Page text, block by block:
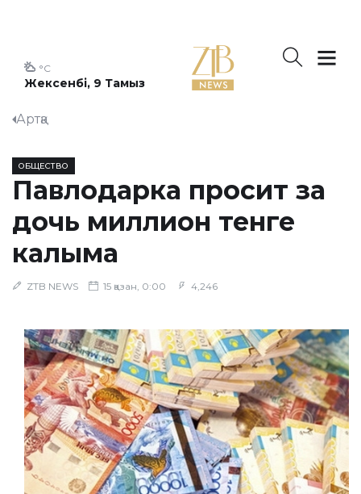
Жексенбі, 9 Тамыз
°C
Артқа
ОБЩЕСТВО
Павлодарка просит за
дочь миллион тенге
калыма
ZTB NEWS 15 қазан, 0:00 4,246